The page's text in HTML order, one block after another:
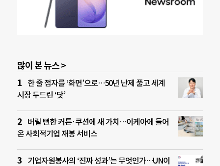
많이 본 뉴스 >
한 줄 점자를 ‘화면’으로…50년 난제 풀고 세계
시장 두드린 ‘닷’
버릴 뻔한 커튼·쿠션에 새 가치…이케아에 들어
온 사회적기업 재봉 서비스
기업자원봉사의 ‘진짜 성과’는 무엇인가…UN이